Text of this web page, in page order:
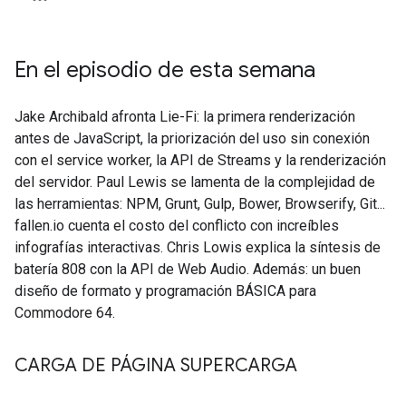
En el episodio de esta semana
Jake Archibald afronta Lie-Fi: la primera renderización
antes de JavaScript, la priorización del uso sin conexión
con el service worker, la API de Streams y la renderización
del servidor. Paul Lewis se lamenta de la complejidad de
las herramientas: NPM, Grunt, Gulp, Bower, Browserify, Git...
fallen.io cuenta el costo del conflicto con increíbles
infografías interactivas. Chris Lowis explica la síntesis de
batería 808 con la API de Web Audio. Además: un buen
diseño de formato y programación BÁSICA para
Commodore 64.
CARGA DE PÁGINA SUPERCARGA